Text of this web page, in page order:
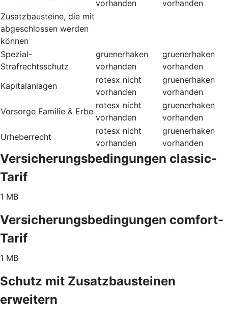
vorhanden
vorhanden
Zusatzbausteine, die mit
abgeschlossen werden
können
Spezial-
Strafrechtsschutz
gruenerhaken
vorhanden
gruenerhaken
vorhanden
Kapitalanlagen
rotesx nicht
vorhanden
gruenerhaken
vorhanden
Vorsorge Familie & Erbe
rotesx nicht
vorhanden
gruenerhaken
vorhanden
Urheberrecht
rotesx nicht
vorhanden
gruenerhaken
vorhanden
Versicherungsbedingungen classic-
Tarif
1 MB
Versicherungsbedingungen comfort-
Tarif
1 MB
Schutz mit Zusatzbausteinen
erweitern